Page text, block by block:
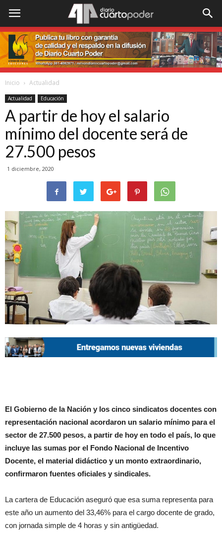
Inicio Actualidad
Actualidad Educación
A partir de hoy el salario
mínimo del docente será de
27.500 pesos
1 diciembre, 2020
El Gobierno de la Nación y los cinco sindicatos docentes con
representación nacional acordaron un salario mínimo para el
sector de 27.500 pesos, a partir de hoy en todo el país, lo que
incluye las sumas por el Fondo Nacional de Incentivo
Docente, el material didáctico y un monto extraordinario,
confirmaron fuentes oficiales y sindicales.
La cartera de Educación aseguró que esa suma representa para
este año un aumento del 33,46% para el cargo docente de grado,
con jornada simple de 4 horas y sin antigüedad.